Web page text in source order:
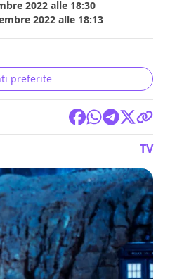
2022 alle 18:30
2022 alle 18:13
preferite
TV